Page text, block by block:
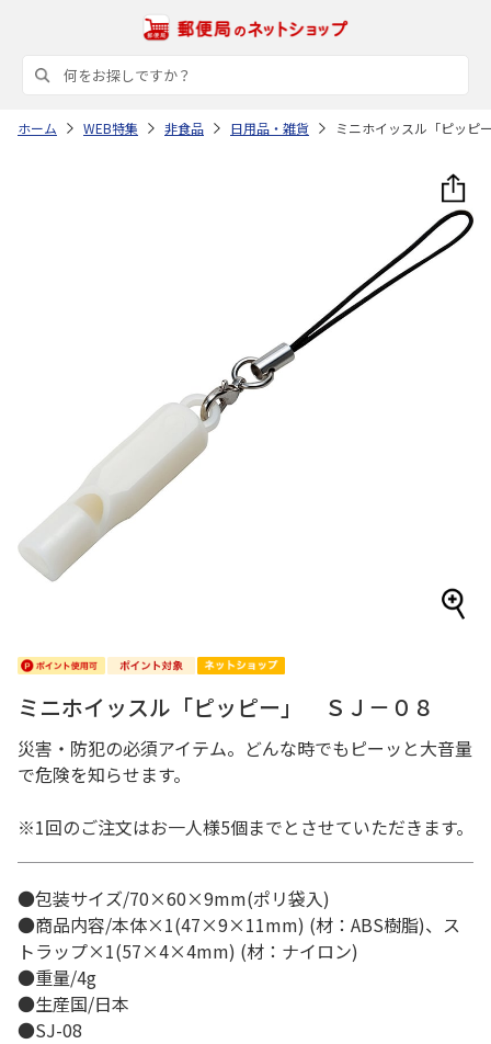
ホーム WEB特集 非食品 日用品・雑貨 ミニホイッスル「ピッ
ミニホイッスル「ピッピー」 ＳＪ－０８
災害・防犯の必須アイテム。どんな時でもピーッと大音量
で危険を知らせます。
※1回のご注文はお一人様5個までとさせていただきます。
●包装サイズ/70×60×9mm(ポリ袋入)
●商品内容/本体×1(47×9×11mm) (材：ABS樹脂)、ス
トラップ×1(57×4×4mm) (材：ナイロン)
●重量/4g
●生産国/日本
●SJ-08